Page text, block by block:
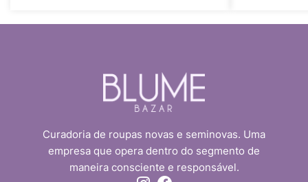
Curadoria de roupas novas e seminovas. Uma
empresa que opera dentro do segmento de
maneira consciente e responsável.